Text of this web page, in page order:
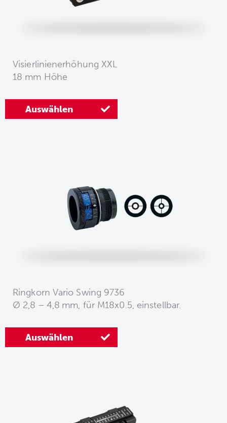
Visierlinienerhöhung XXL
18 mm Höhe
Auswählen
Ringkorn Vario Swing 9736
Ø 2,8 – 4,8 mm, für M18x0.5, einstellbar.
Auswählen